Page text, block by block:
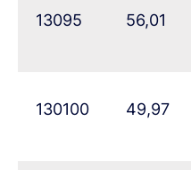
13095 56,01
130100 49,97